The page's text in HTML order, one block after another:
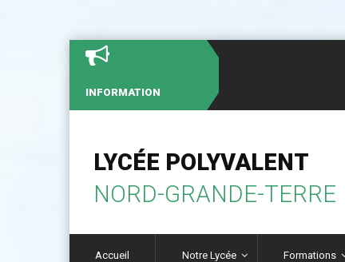
INFORMATION
LYCÉE POLYVALENT
NORD-GRANDE-TERRE
Accueil Notre Lycée Formations